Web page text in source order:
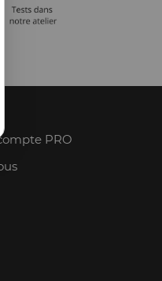
PRO